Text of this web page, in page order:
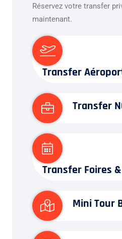
Réservez votre transfer
maintenant.
Transfer
Transfer
Transfer Foires
Mini Tour